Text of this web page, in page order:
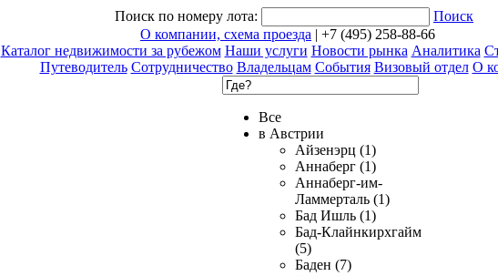
Поиск по номеру лота:
Поиск
О компании, схема проезда | +7 (495) 258-88-66
Каталог недвижимости за рубежом Наши услуги Новости рынка Аналитика
Путеводитель Сотрудничество Владельцам События Визовый отдел О
Все
в Австрии
Айзенэрц (1)
Аннаберг (1)
Аннаберг-им-
Ламмерталь (1)
Бад Ишль (1)
Бад-Клайнкирхгайм
(5)
Баден (7)